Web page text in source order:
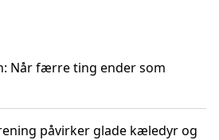
Når færre ting ender som
påvirker glade kæledyr og